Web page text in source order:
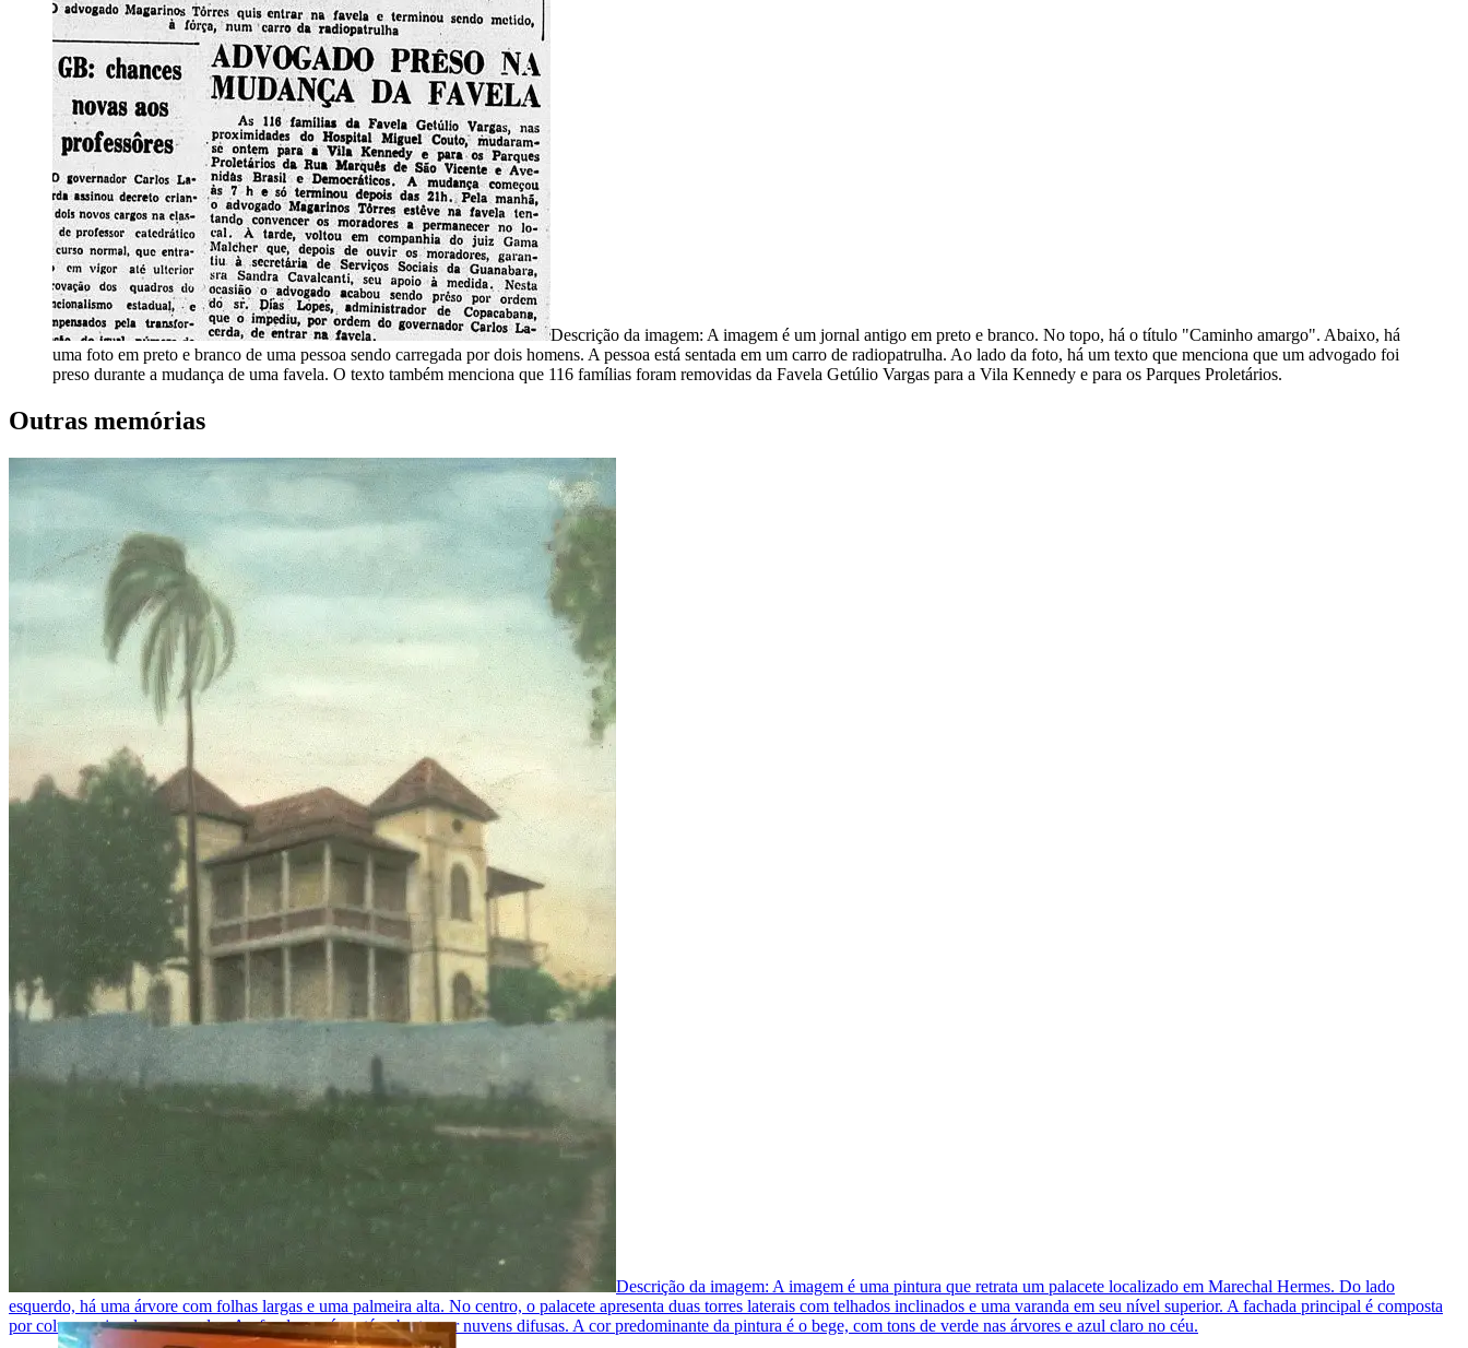
Descrição da imagem: A imagem é um jornal antigo em preto e branco. No topo, há o título "Caminho amargo". Abaixo, há
uma foto em preto e branco de uma pessoa sendo carregada por dois homens. A pessoa está sentada em um carro de radiopatrulha. Ao lado da foto, há um texto que menciona que um advogado foi
preso durante a mudança de uma favela. O texto também menciona que 116 famílias foram removidas da Favela Getúlio Vargas para a Vila Kennedy e para os Parques Proletários.
Outras memórias
Descrição da imagem: A imagem é uma pintura que retrata um palacete localizado em Marechal Hermes. Do lado
esquerdo, há uma árvore com folhas largas e uma palmeira alta. No centro, o palacete apresenta duas torres laterais com telhados inclinados e uma varanda em seu nível superior. A fachada principal é composta
por colunas e janelas arqueadas. Ao fundo, o céu está coberto por nuvens difusas. A cor predominante da pintura é o bege, com tons de verde nas árvores e azul claro no céu.